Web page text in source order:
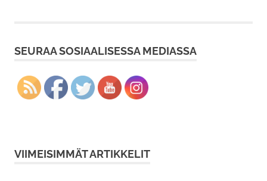
SEURAA SOSIAALISESSA MEDIASSA
VIIMEISIMMÄT ARTIKKELIT